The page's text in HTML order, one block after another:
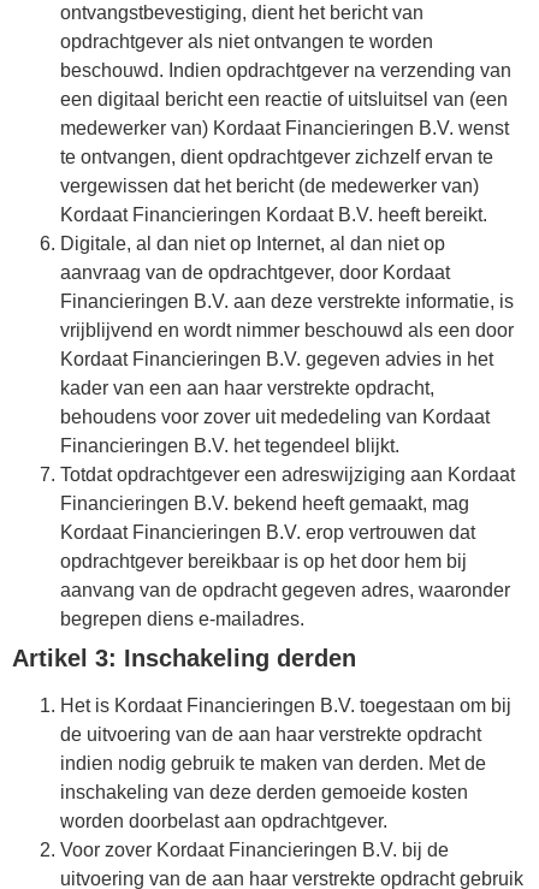
ontvangstbevestiging, dient het bericht van
opdrachtgever als niet ontvangen te worden
beschouwd. Indien opdrachtgever na verzending van
een digitaal bericht een reactie of uitsluitsel van (een
medewerker van) Kordaat Financieringen B.V. wenst
te ontvangen, dient opdrachtgever zichzelf ervan te
vergewissen dat het bericht (de medewerker van)
Kordaat Financieringen Kordaat B.V. heeft bereikt.
Digitale, al dan niet op Internet, al dan niet op
aanvraag van de opdrachtgever, door Kordaat
Financieringen B.V. aan deze verstrekte informatie, is
vrijblijvend en wordt nimmer beschouwd als een door
Kordaat Financieringen B.V. gegeven advies in het
kader van een aan haar verstrekte opdracht,
behoudens voor zover uit mededeling van Kordaat
Financieringen B.V. het tegendeel blijkt.
Totdat opdrachtgever een adreswijziging aan Kordaat
Financieringen B.V. bekend heeft gemaakt, mag
Kordaat Financieringen B.V. erop vertrouwen dat
opdrachtgever bereikbaar is op het door hem bij
aanvang van de opdracht gegeven adres, waaronder
begrepen diens e-mailadres.
Artikel 3: Inschakeling derden
Het is Kordaat Financieringen B.V. toegestaan om bij
de uitvoering van de aan haar verstrekte opdracht
indien nodig gebruik te maken van derden. Met de
inschakeling van deze derden gemoeide kosten
worden doorbelast aan opdrachtgever.
Voor zover Kordaat Financieringen B.V. bij de
uitvoering van de aan haar verstrekte opdracht gebruik